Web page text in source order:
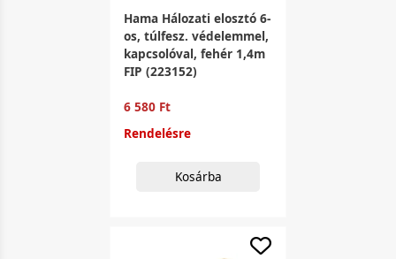
Hama Hálozati elosztó 6-
os, túlfesz. védelemmel,
kapcsolóval, fehér 1,4m
FIP (223152)
6 580 Ft
Rendelésre
Kosárba